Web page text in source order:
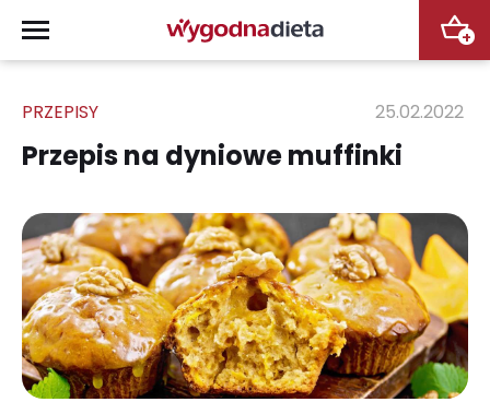
+
PRZEPISY 25.02.2022
Przepis na dyniowe muffinki